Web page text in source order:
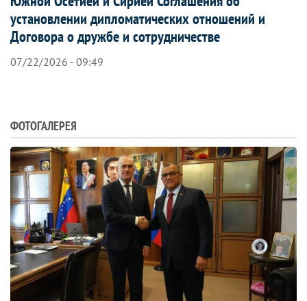
установлении дипломатических отношений и
Договора о дружбе и сотрудничестве
07/22/2026 - 09:49
ФОТОГАЛЕРЕЯ